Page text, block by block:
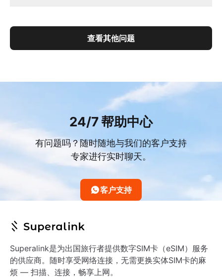
查看其他问题
24/7 帮助中心
有问题吗？随时随地与我们的客户支持
专家进行实时聊天。
客户支持
Superalink是为出国旅行者提供数字SIM卡（eSIM）服务
的供应商。随时享受网络连接，无需更换实体SIM卡的麻
烦 — 扫描、连接，畅享上网。